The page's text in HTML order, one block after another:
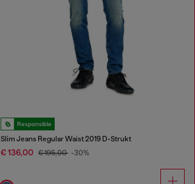
Responsible
Slim Jeans Regular Waist 2019 D-Strukt
€ 136,00 € 195,00 -30%